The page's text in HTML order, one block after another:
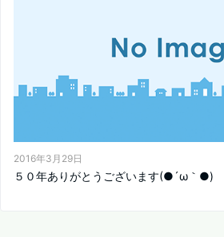
2016年3月29日
５０年ありがとうございます(●´ω｀●)